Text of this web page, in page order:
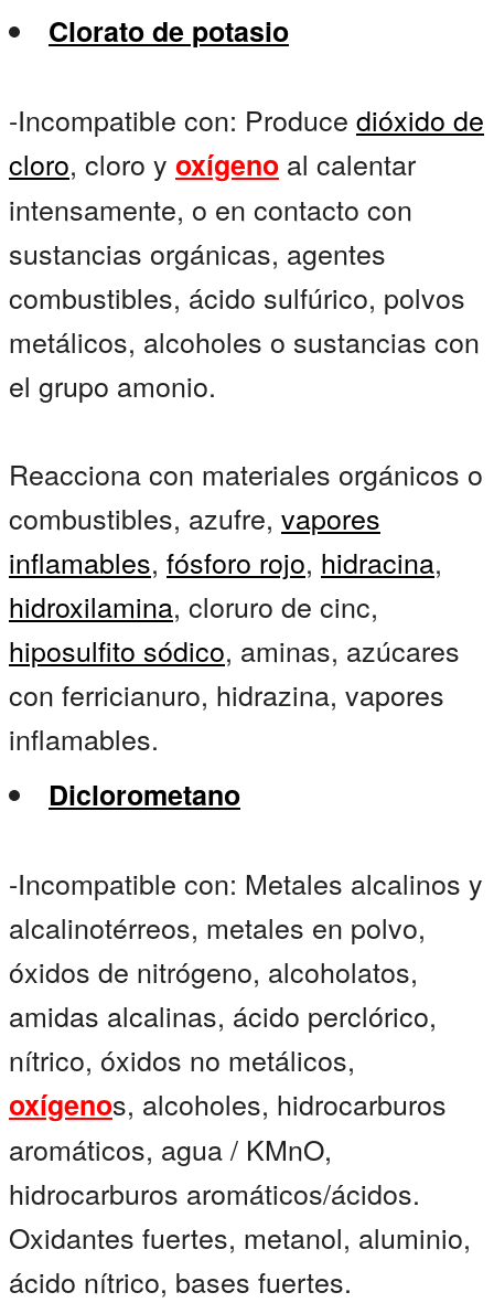
Clorato de potasio
-Incompatible con: Produce dióxido de
cloro, cloro y oxígeno al calentar
intensamente, o en contacto con
sustancias orgánicas, agentes
combustibles, ácido sulfúrico, polvos
metálicos, alcoholes o sustancias con
el grupo amonio.
Reacciona con materiales orgánicos o
combustibles, azufre, vapores
inflamables, fósforo rojo, hidracina,
hidroxilamina, cloruro de cinc,
hiposulfito sódico, aminas, azúcares
con ferricianuro, hidrazina, vapores
inflamables.
Diclorometano
-Incompatible con: Metales alcalinos y
alcalinotérreos, metales en polvo,
óxidos de nitrógeno, alcoholatos,
amidas alcalinas, ácido perclórico,
nítrico, óxidos no metálicos,
oxígenos, alcoholes, hidrocarburos
aromáticos, agua / KMnO,
hidrocarburos aromáticos/ácidos.
Oxidantes fuertes, metanol, aluminio,
ácido nítrico, bases fuertes.